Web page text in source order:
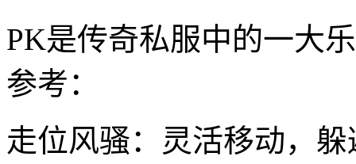
PK是传奇私服中的一大
参考：
走位风骚：灵活移动，